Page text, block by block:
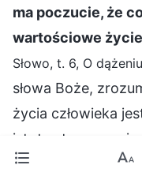
ma poczucie, że
wartościowe życie
Słowo, t. 6, O
słowa Boże,
życia człowieka
istoty stworzonej
ludzkości,